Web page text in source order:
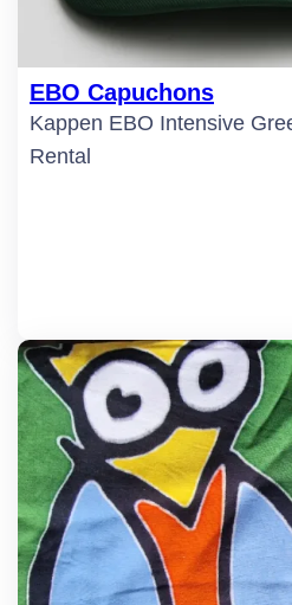
EBO Capuchons
Kappen EBO Intensive
Rental